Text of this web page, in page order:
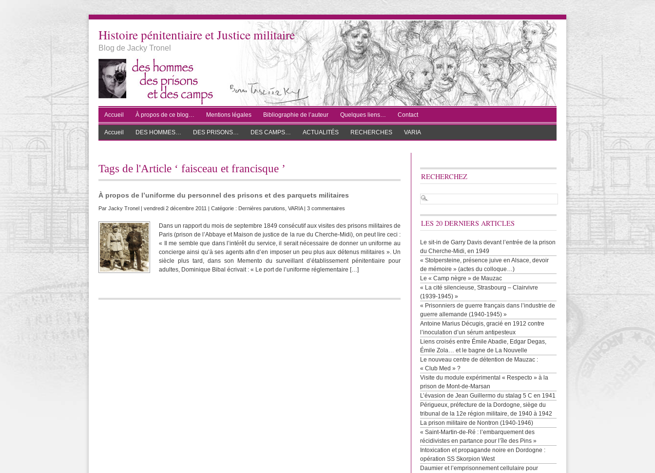
Histoire pénitentiaire et Justice militaire
Blog de Jacky Tronel
Accueil À propos de ce blog… Mentions légales Bibliographie de l’auteur Quelques liens… Contact
Accueil DES HOMMES… DES PRISONS… DES CAMPS… ACTUALITÉS RECHERCHES VARIA
Tags de l'Article ‘ faisceau et francisque ’
À propos de l’uniforme du personnel des prisons et des parquets militaires
Par Jacky Tronel | vendredi 2 décembre 2011 | Catégorie : Dernières parutions VARIA| 3 commentaires
Dans un rapport du mois de septembre 1849 consécutif aux visites des prisons militaires de
Paris (prison de l’Abbaye et Maison de justice de la rue du Cherche-Midi), on peut lire ceci :
« Il me semble que dans l’intérêt du service, il serait nécessaire de donner un uniforme au
concierge ainsi qu’à ses agents afin d’en imposer un peu plus aux détenus militaires ». Un
siècle plus tard, dans son Memento du surveillant d’établissement pénitentiaire pour
adultes, Dominique Bibal écrivait : « Le port de l’uniforme réglementaire […]
RECHERCHEZ
LES 20 DERNIERS ARTICLES
Le sit-in de Garry Davis devant l’entrée de la prison
du Cherche-Midi, en 1949
« Stolpersteine, présence juive en Alsace, devoir
de mémoire » (actes du colloque…)
Le « Camp nègre » de Mauzac
« La cité silencieuse, Strasbourg – Clairvivre
(1939-1945) »
« Prisonniers de guerre français dans l’industrie de
guerre allemande (1940-1945) »
Antoine Marius Décugis, gracié en 1912 contre
l’inoculation d’un sérum antipesteux
Liens croisés entre Émile Abadie, Edgar Degas,
Émile Zola… et le bagne de La Nouvelle
Le nouveau centre de détention de Mauzac :
« Club Med » ?
Visite du module expérimental « Respecto » à la
prison de Mont-de-Marsan
L’évasion de Jean Guillermo du stalag 5 C en 1941
Périgueux, préfecture de la Dordogne, siège du
tribunal de la 12e région militaire, de 1940 à 1942
La prison militaire de Nontron (1940-1946)
« Saint-Martin-de-Ré : l’embarquement des
récidivistes en partance pour l’île des Pins »
Intoxication et propagande noire en Dordogne :
opération SS Skorpion West
Daumier et l’emprisonnement cellulaire pour